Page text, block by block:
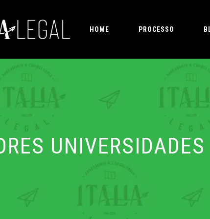
HOME PROCESSO